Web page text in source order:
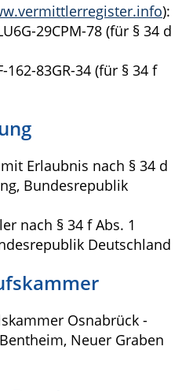
):
29CPM-78 (für § 34 d
83GR-34 (für § 34 f
Erlaubnis nach § 34 d
Bundesrepublik
nach § 34 f Abs. 1
Deutschland
Osnabrück -
Neuer Graben